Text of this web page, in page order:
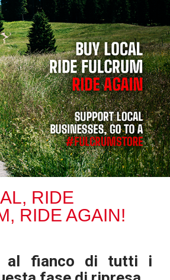
RIDE
RIDE AGAIN!
al fianco di tutti i